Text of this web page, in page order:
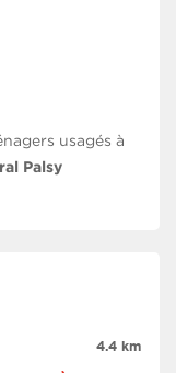
usagés à
Palsy
4.4 km